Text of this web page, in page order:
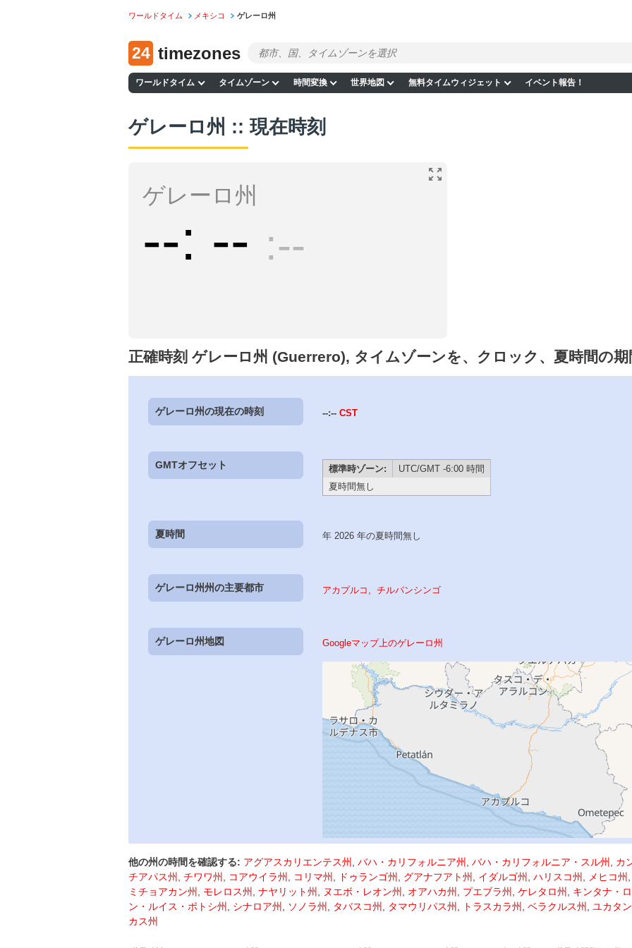
ワールドタイム メキシコ ゲレーロ州
24 timezones
ワールドタイム タイムゾーン 時間変換 世界地図 無料タイムウィジェット イベント報告！
ゲレーロ州 :: 現在時刻
ゲレーロ州
-- -- --
正確時刻 ゲレーロ州 (Guerrero), タイムゾーンを、クロック、夏時間の期
ゲレーロ州の現在の時刻 --:-- CST
GMTオフセット 標準時ゾーン:
UTC/GMT -6:00 時間
夏時間無し
夏時間 年 2026 年の夏時間無し
ゲレーロ州州の主要都市 アカプルコ チルパンシンゴ
ゲレーロ州地図 Googleマップ上のゲレーロ州
他の州の時間を確認する: アグアスカリエンテス州 , バハ・カリフォルニア州 , バハ・カリフォルニア・スル州 , カ
チアパス州 , チワワ州 , コアウイラ州 , コリマ州 , ドゥランゴ州 , グアナフアト州 , イダルゴ州 , ハリスコ州 , メヒコ州
ミチョアカン州 , モレロス州 , ナヤリット州 , ヌエボ・レオン州 , オアハカ州 , プエブラ州 , ケレタロ州 , キンタナ・
ン・ルイス・ポトシ州 , シナロア州 , ソノラ州 , タバスコ州 , タマウリパス州 , トラスカラ州 , ベラクルス州 , ユカタ
カス州